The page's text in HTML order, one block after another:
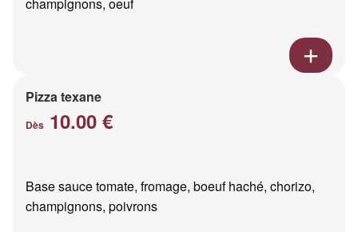
Pizza texane
Dès 10.00 €
Base sauce tomate, fromage, boeuf haché, chorizo,
champignons, poivrons